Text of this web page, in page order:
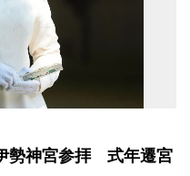
勢神宮参拝 式年遷宮